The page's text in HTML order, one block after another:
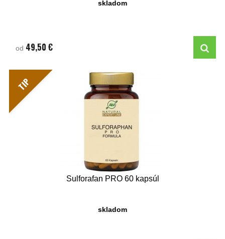
skladom
od 49,50 €
TIP
Sulforafan PRO 60 kapsúl
skladom